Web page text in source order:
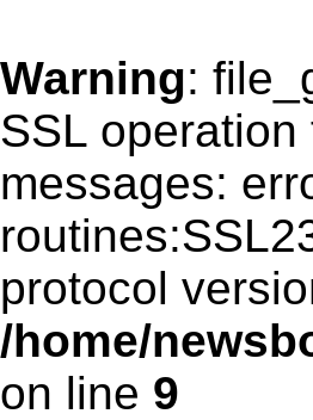
Warning:
SSL
messages:
protocol
/home/
on line 9